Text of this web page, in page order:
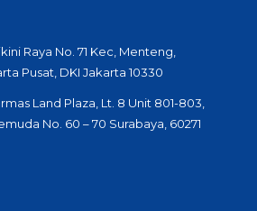
Raya No. 71 Kec, Menteng,
Pusat, DKI Jakarta 10330
Land Plaza, Lt. 8 Unit 801-803,
No. 60 – 70 Surabaya, 60271